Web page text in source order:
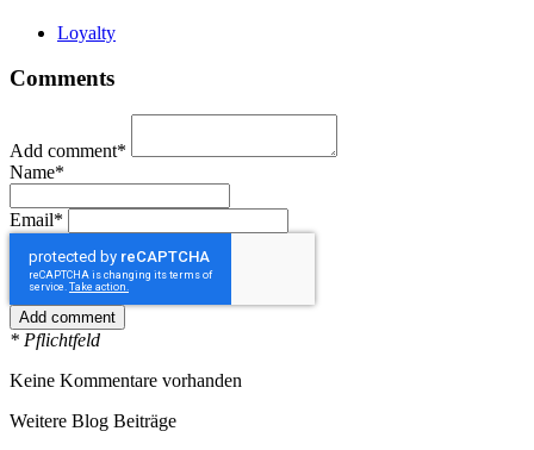
Loyalty
Comments
Add comment*
Name*
Email*
* Pflichtfeld
Keine Kommentare vorhanden
Weitere Blog Beiträge